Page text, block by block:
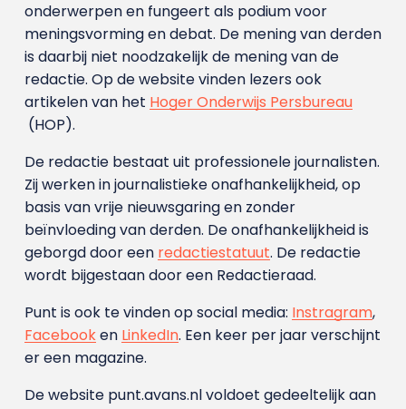
onderwerpen en fungeert als podium voor
meningsvorming en debat. De mening van derden
is daarbij niet noodzakelijk de mening van de
redactie. Op de website vinden lezers ook
artikelen van het Hoger Onderwijs Persbureau
(HOP).
De redactie bestaat uit professionele journalisten.
Zij werken in journalistieke onafhankelijkheid, op
basis van vrije nieuwsgaring en zonder
beïnvloeding van derden. De onafhankelijkheid is
geborgd door een redactiestatuut. De redactie
wordt bijgestaan door een Redactieraad.
Punt is ook te vinden op social media: Instragram,
Facebooken LinkedIn. Een keer per jaar verschijnt
er een magazine.
De website punt.avans.nl voldoet gedeeltelijk aan